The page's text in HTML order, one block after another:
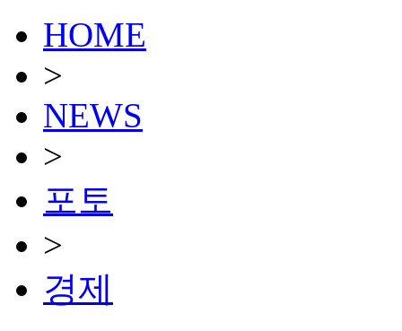
HOME
>
NEWS
>
포토
>
경제